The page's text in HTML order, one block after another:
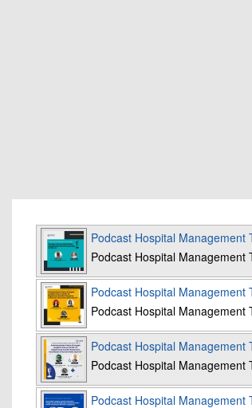
Podcast Hospital Management
Podcast Hospital
Podcast Hospital Management
Podcast Hospital
Podcast Hospital Management
Podcast Hospital
Podcast Hospital Management